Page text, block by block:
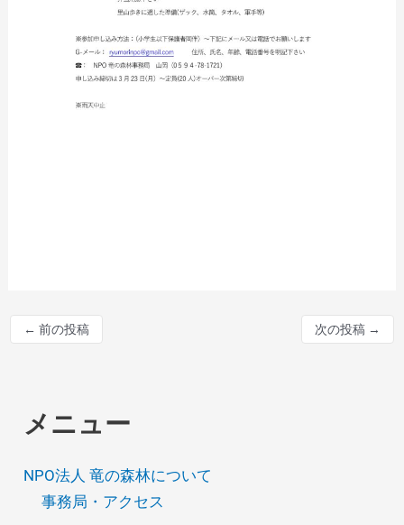
← 前の投稿 次の投稿 →
メニュー
NPO法人 竜の森林について
事務局・アクセス